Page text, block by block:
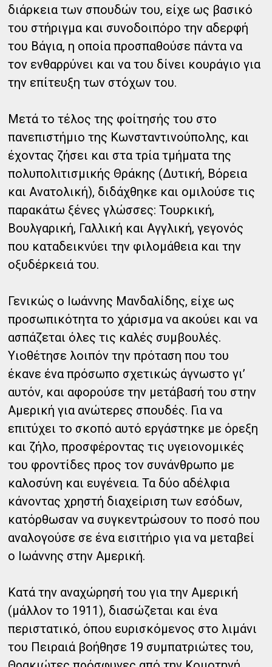
διάρκεια των σπουδών του, είχε ως βασικό
του στήριγμα και συνοδοιπόρο την αδερφή
του Βάγια, η οποία προσπαθούσε πάντα να
τον ενθαρρύνει και να του δίνει κουράγιο για
την επίτευξη των στόχων του.
Μετά το τέλος της φοίτησής του στο
πανεπιστήμιο της Κωνσταντινούπολης, και
έχοντας ζήσει και στα τρία τμήματα της
πολυπολιτισμικής Θράκης (Δυτική, Βόρεια
και Ανατολική), διδάχθηκε και ομιλούσε τις
παρακάτω ξένες γλώσσες: Τουρκική,
Βουλγαρική, Γαλλική και Αγγλική, γεγονός
που καταδεικνύει την φιλομάθεια και την
οξυδέρκειά του.
Γενικώς ο Ιωάννης Μανδαλίδης, είχε ως
προσωπικότητα το χάρισμα να ακούει και να
ασπάζεται όλες τις καλές συμβουλές.
Υιοθέτησε λοιπόν την πρόταση που του
έκανε ένα πρόσωπο σχετικώς άγνωστο γι’
αυτόν, και αφορούσε την μετάβασή του στην
Αμερική για ανώτερες σπουδές. Για να
επιτύχει το σκοπό αυτό εργάστηκε με όρεξη
και ζήλο, προσφέροντας τις υγειονομικές
του φροντίδες προς τον συνάνθρωπο με
καλοσύνη και ευγένεια. Τα δύο αδέλφια
κάνοντας χρηστή διαχείριση των εσόδων,
κατόρθωσαν να συγκεντρώσουν το ποσό που
αναλογούσε σε ένα εισιτήριο για να μεταβεί
ο Ιωάννης στην Αμερική.
Κατά την αναχώρησή του για την Αμερική
(μάλλον το 1911), διασώζεται και ένα
περιστατικό, όπου ευρισκόμενος στο λιμάνι
του Πειραιά βοήθησε 19 συμπατριώτες του,